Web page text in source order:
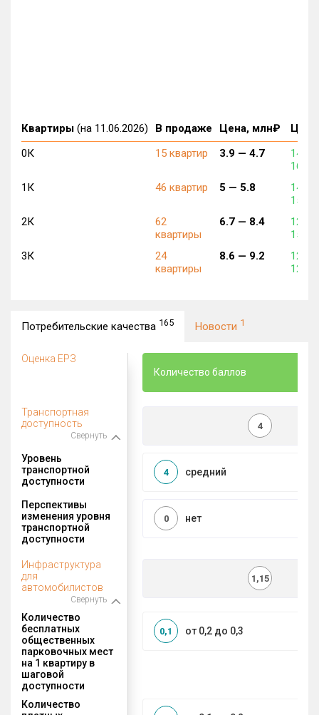
Квартиры (на 11.06.2026) В продаже Цена, млн₽
0К
15 квартир 3.9 — 4.7
146
168
1К
46 квартир 5 — 5.8
143
153
2К
62
квартиры
6.7 — 8.4
128
150
3К
24
квартиры
8.6 — 9.2
123
128
Потребительские качества 165 Новости 1
Оценка ЕРЗ
Количество баллов
Транспортная
доступность
Свернуть
4
Уровень
транспортной
доступности
средний
4
Перспективы
изменения уровня
транспортной
доступности
нет
0
Инфраструктура
для
автомобилистов
Свернуть
1,15
Количество
бесплатных
общественных
парковочных мест
на 1 квартиру в
шаговой
доступности
от 0,2 до 0,3
0,1
Количество